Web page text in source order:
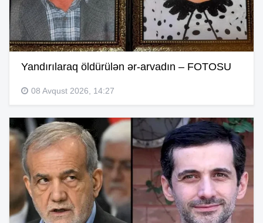
Yandırılaraq öldürülən ər-arvadın – FOTOSU
08 Avqust 2026, 14:27